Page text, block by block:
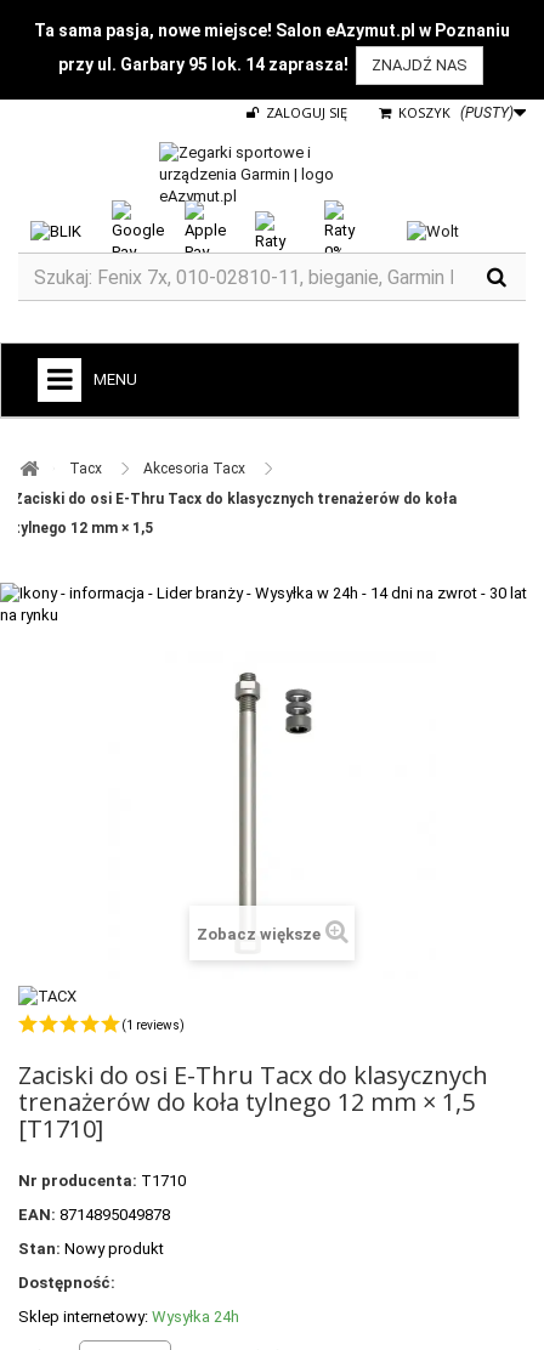
Ta sama pasja, nowe miejsce! Salon eAzymut.pl w Poznaniu
przy ul. Garbary 95 lok. 14 zaprasza!
ZNAJDŹ NAS
KOSZYK (PUSTY)
ZALOGUJ SIĘ
MENU
ZEGARKI DO BIEGANIA
ZEGARKI DLA DZIECI GARMIN
+
TACX
ELITE
ORIENT ZEGARKI
POLECANE PRODUKTY
WYPRZEDAŻ
Tacx ​
Akcesoria Tacx ​
Zaciski do osi E-Thru Tacx do klasycznych trenażerów do koła
tylnego 12 mm × 1,5
Zobacz większe
(1 reviews)
Zaciski do osi E-Thru Tacx do klasycznych
trenażerów do koła tylnego 12 mm × 1,5
[T1710]
Nr producenta: T1710
EAN: 8714895049878
Stan: Nowy produkt
Dostępność:
Sklep internetowy: Wysyłka 24h